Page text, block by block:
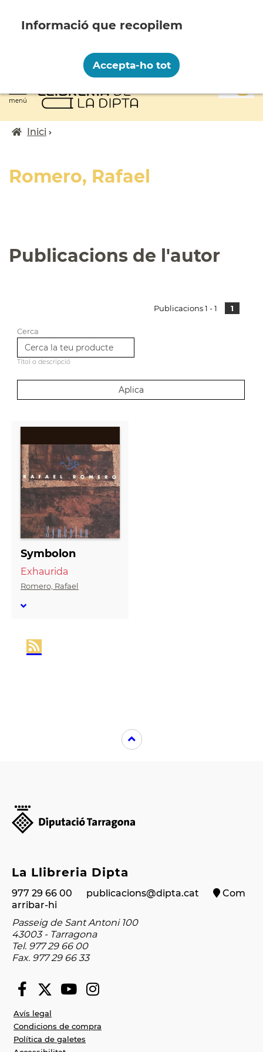
contingut
menú
Fil
Inici
Romero, Rafael
Publicacions de l'autor
Publicacions 1 - 1 1
Cerca
Títol o descripció
Symbolon
Exhaurida
Romero, Rafael
personal amb les següents finalitats:
Funcionalitat, Analítica.
Més informació
Canviar preferències
Accepta-ho tot
La Llibreria Dipta
977 29 66 00 publicacions@dipta.cat
Com
arribar-hi
Passeig de Sant Antoni 100
43003 - Tarragona
Tel. 977 29 66 00
Fax. 977 29 66 33
Avís legal
Condicions de compra
Política de galetes